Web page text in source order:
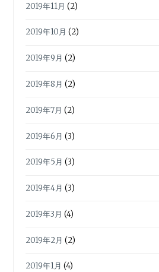
2019年11月 (2)
2019年10月 (2)
2019年9月 (2)
2019年8月 (2)
2019年7月 (2)
2019年6月 (3)
2019年5月 (3)
2019年4月 (3)
2019年3月 (4)
2019年2月 (2)
2019年1月 (4)